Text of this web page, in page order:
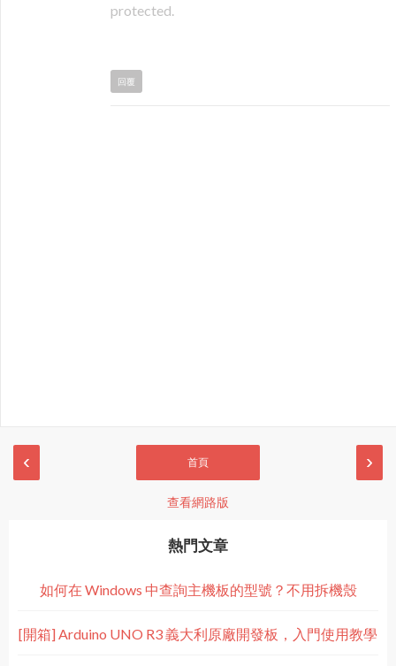
protected.
回覆
‹ ›
首頁
查看網路版
熱門文章
如何在 Windows 中查詢主機板的型號？不用拆機殼
[開箱] Arduino UNO R3 義大利原廠開發板，入門使用教學